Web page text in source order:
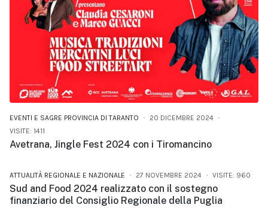
EVENTI E SAGRE PROVINCIA DI TARANTO
20 DICEMBRE 2024
VISITE: 1411
Avetrana, Jingle Fest 2024 con i Tiromancino
ATTUALITÀ REGIONALE E NAZIONALE 27 NOVEMBRE 2024 VISITE: 960
Sud and Food 2024 realizzato con il sostegno
finanziario del Consiglio Regionale della Puglia